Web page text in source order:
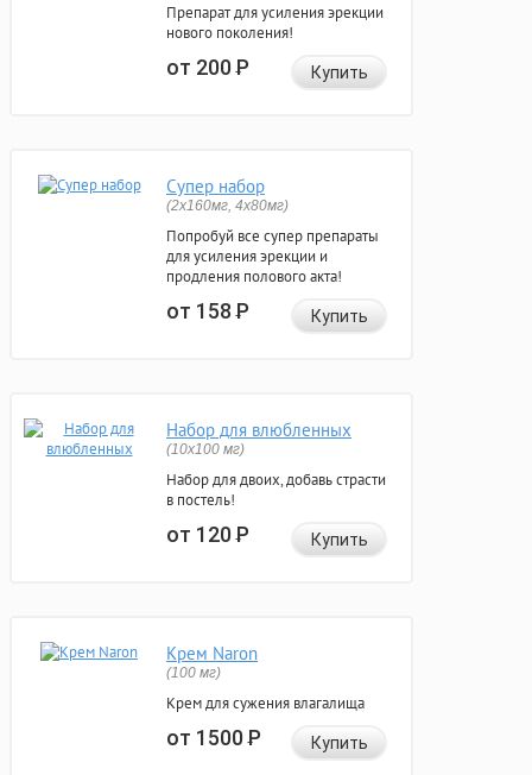
Препарат для усиления эрекции
нового поколения!
от 200Р Купить
Супер набор
(2х160мг, 4х80мг)
Попробуй все супер препараты
для усиления эрекции и
продления полового акта!
от 158Р Купить
Набор для влюбленных
(10х100 мг)
Набор для двоих, добавь страсти
в постель!
от 120Р Купить
Крем Naron
(100 мг)
Крем для сужения влагалища
от 1500Р Купить